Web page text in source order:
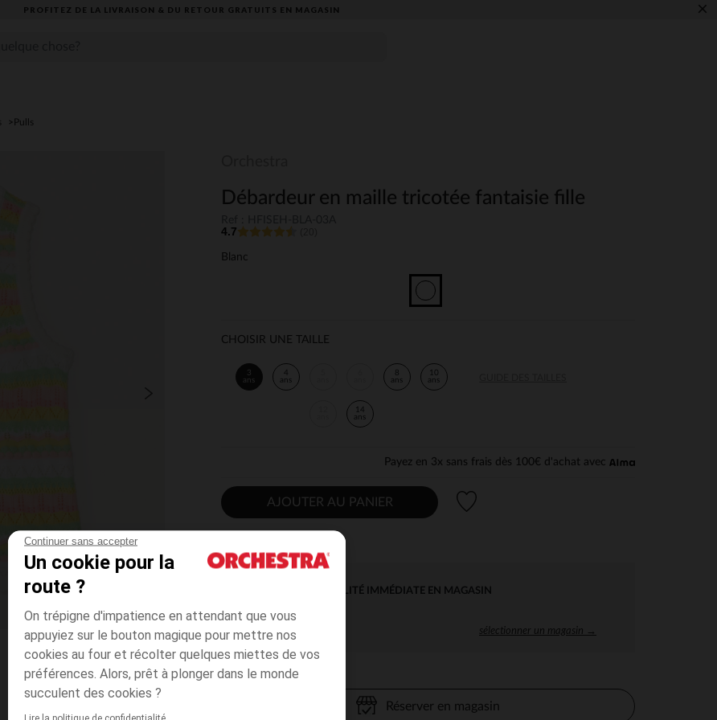
Continuer sans accepter
Un cookie pour la
route ?
On trépigne d'impatience en attendant que vous
appuyiez sur le bouton magique pour mettre nos
cookies au four et récolter quelques miettes de vos
préférences. Alors, prêt à plonger dans le monde
succulent des cookies ?
PROFITEZ DE LA LIVRAISON & DU RETOUR GRATUITS EN MAGASIN​ ×
Pulls
Débardeur en maille tricotée fantaisie fille
4.7
Blanc
CHOISIR UNE TAILLE
3
ans
4
ans
8
ans
10
ans
14
ans
Payez en 3x sans frais dès 100€ d'achat avec
AJOUTER AU PANIER
DISPONIBILITÉ IMMÉDIATE EN MAGASIN
sélectionner un magasin →
Réserver en magasin